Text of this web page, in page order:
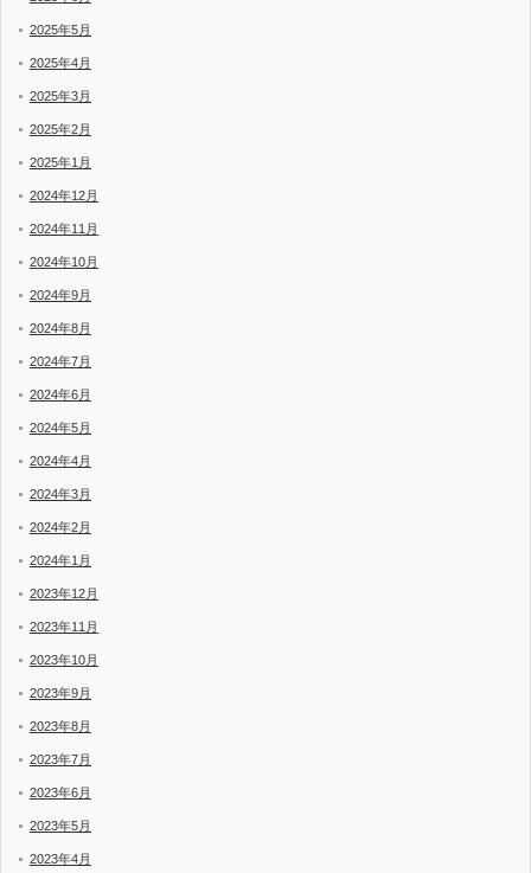
2025年5月
2025年4月
2025年3月
2025年2月
2025年1月
2024年12月
2024年11月
2024年10月
2024年9月
2024年8月
2024年7月
2024年6月
2024年5月
2024年4月
2024年3月
2024年2月
2024年1月
2023年12月
2023年11月
2023年10月
2023年9月
2023年8月
2023年7月
2023年6月
2023年5月
2023年4月